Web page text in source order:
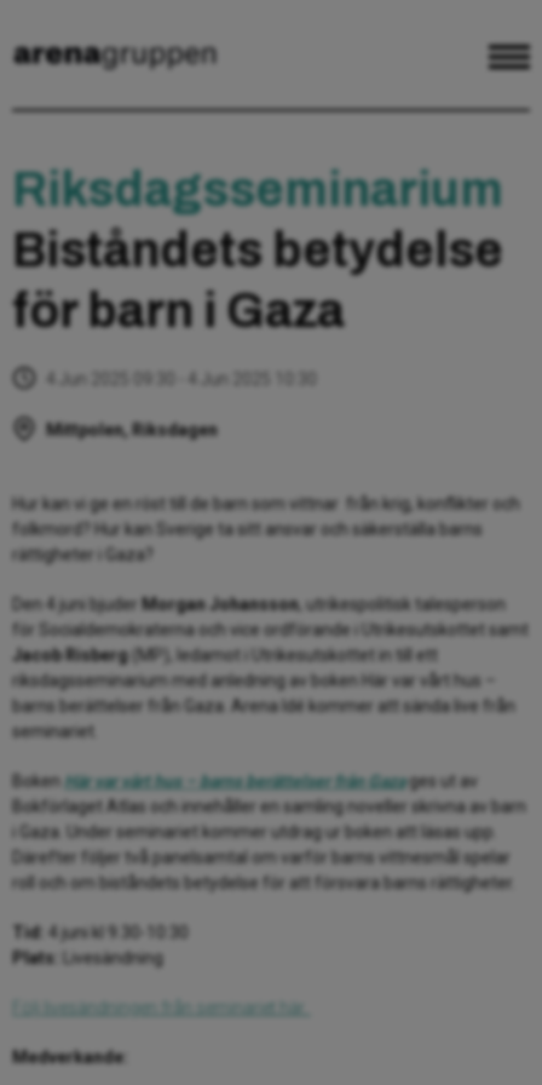
Riksdagsseminarium
Biståndets betydelse
för barn i Gaza
4 Jun 2025 09:30 - 4 Jun 2025 10:30
Mittpolen, Riksdagen
Hur kan vi ge en röst till de barn som vittnar från krig, konflikter och
folkmord? Hur kan Sverige ta sitt ansvar och säkerställa barns
rättigheter i Gaza?
Den 4 juni bjuder Morgan Johansson, utrikespolitisk talesperson
för Socialdemokraterna och vice ordförande i Utrikesutskottet samt
Jacob Risberg(MP), ledamot i Utrikesutskottet in till ett
riksdagsseminarium med anledning av boken Här var vårt hus –
barns berättelser från Gaza. Arena Idé kommer att sända live från
seminariet.
Boken Här var vårt hus – barns berättelser från Gazages ut av
Bokförlaget Atlas och innehåller en samling noveller skrivna av barn
i Gaza. Under seminariet kommer utdrag ur boken att läsas upp.
Därefter följer två panelsamtal om varför barns vittnesmål spelar
roll och om biståndets betydelse för att försvara barns rättigheter.
Tid:
4 juni kl 9.30-10:30
Plats:
Livesändning
Följ livesändningen från seminariet här.
Medverkande: